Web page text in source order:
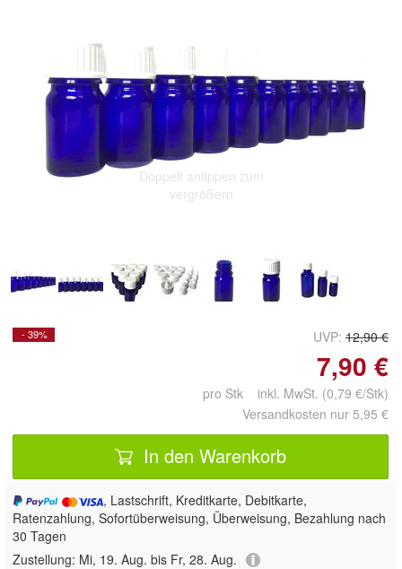
Doppelt antippen zum
vergrößern
- 39% UVP: 12,90 €
7,90 €
pro Stk inkl. MwSt. (0,79 €/Stk)
Versandkosten nur 5,95 €
In den Warenkorb
, Lastschrift, Kreditkarte, Debitkarte,
Ratenzahlung, Sofortüberweisung, Überweisung, Bezahlung nach
30 Tagen
Zustellung: Mi, 19. Aug. bis Fr, 28. Aug.